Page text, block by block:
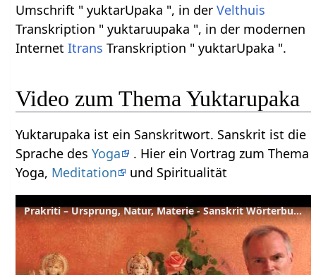
Umschrift " yuktarUpaka ", in derVelthuis
Transkription " yuktaruupaka ", in der modernen
InternetItrans Transkription " yuktarUpaka ".
Video zum Thema Yuktarupaka
Yuktarupaka ist ein Sanskritwort. Sanskrit ist die
Sprache desYoga
. Hier ein Vortrag zum Thema
Yoga, Meditation und Spiritualität
Prakriti – Ursprung, Natur, Materie - Sanskrit Wörterbuch